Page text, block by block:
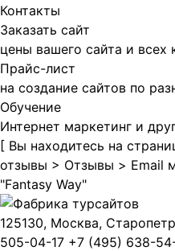
Контакты
Заказать сайт
цены вашего сайта и всех
Прайс-лист
на создание сайтов по
Обучение
Интернет маркетинг и
[ Вы находитесь на
отзывы > Отзывы > Email
"Fantasy Way"
125130, Москва,
505-04-17 +7 (495) 638-